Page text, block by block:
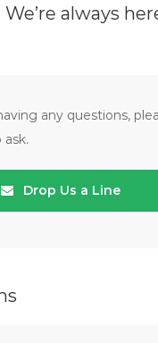
always
any questions,
Drop Us a Line